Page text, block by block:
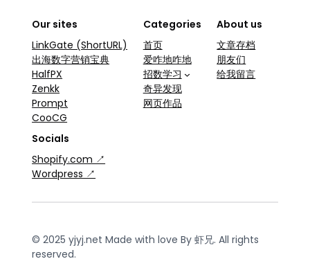
Our sites
LinkGate (ShortURL)
出海数字营销宝典
HalfPX
Zenkk
Prompt
CooCG
Categories
首页
爱咋地咋地
招数学习
奇异发现
网页作品
About us
文章存档
朋友们
给我留言
Socials
Shopify.com ↗
Wordpress ↗
© 2025 yjyj.net Made with love By 虾兄. All rights
reserved.